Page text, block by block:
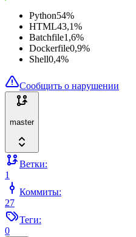
Python54%
HTML43,1%
Batchfile1,6%
Dockerfile0,9%
Shell0,4%
Сообщить о нарушении
master
Ветки:
1
Коммиты:
27
Теги:
0